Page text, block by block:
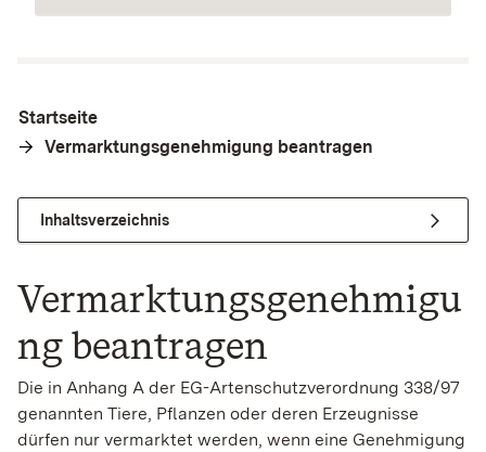
Startseite
Vermarktungsgenehmigung beantragen
Inhaltsverzeichnis
Vermarktungsgenehmigu
ng beantragen
Die in Anhang A der EG-Artenschutzverordnung 338/97
genannten Tiere, Pflanzen oder deren Erzeugnisse
dürfen nur vermarktet werden, wenn eine Genehmigung